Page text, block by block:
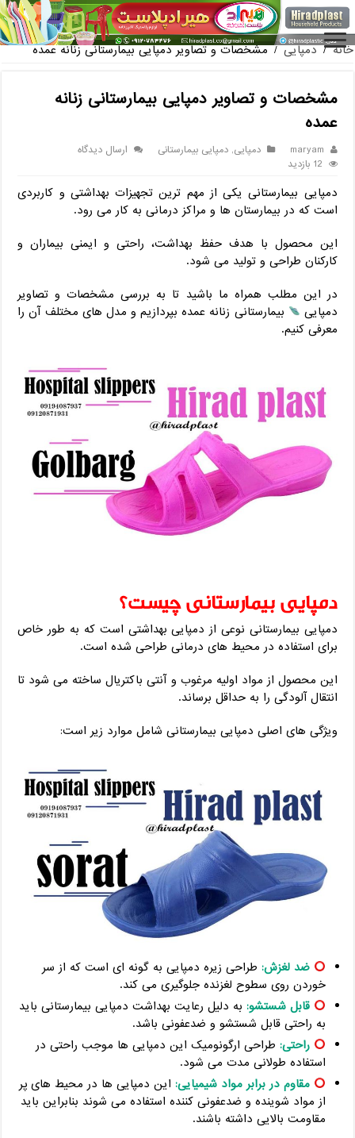
فروش گلدان پلاستیکی گلخانه به صورت آنلاین
خانه / دمپایی / مشخصات و تصاویر دمپایی بیمارستانی زنانه عمده
مشخصات و تصاویر دمپایی بیمارستانی زنانه
عمده
maryam دمپایی,دمپایی بیمارستانی
ارسال دیدگاه
12 بازدید
دمپایی بیمارستانی یکی از مهم ترین تجهیزات بهداشتی و کاربردی
است که در بیمارستان ها و مراکز درمانی به کار می رود.
این محصول با هدف حفظ بهداشت، راحتی و ایمنی بیماران و
کارکنان طراحی و تولید می شود.
در این مطلب همراه ما باشید تا به بررسی مشخصات و تصاویر
دمپایی
بیمارستانی زنانه عمده بپردازیم و مدل های مختلف آن را
معرفی کنیم.
دمپایی بیمارستانی چیست؟
دمپایی بیمارستانی نوعی از دمپایی بهداشتی است که به طور خاص
برای استفاده در محیط های درمانی طراحی شده است.
این محصول از مواد اولیه مرغوب و آنتی باکتریال ساخته می شود تا
انتقال آلودگی را به حداقل برساند.
ویژگی های اصلی دمپایی بیمارستانی شامل موارد زیر است:
ضد لغزش: طراحی زیره دمپایی به گونه ای است که از سر
خوردن روی سطوح لغزنده جلوگیری می کند.
قابل شستشو: به دلیل رعایت بهداشت دمپایی بیمارستانی باید
به راحتی قابل شستشو و ضدعفونی باشد.
راحتی: طراحی ارگونومیک این دمپایی ها موجب راحتی در
استفاده طولانی مدت می شود.
مقاوم در برابر مواد شیمیایی: این دمپایی ها در محیط های پر
از مواد شوینده و ضدعفونی‌ کننده استفاده می شوند بنابراین باید
مقاومت بالایی داشته باشند.